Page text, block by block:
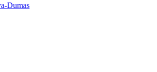
Dumas